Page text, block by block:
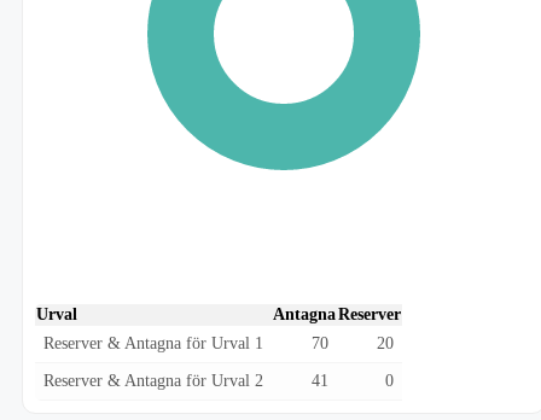
Urval AntagnaReserver
Reserver & Antagna för Urval 1
70 20
Reserver & Antagna för Urval 2 41 0